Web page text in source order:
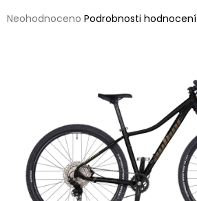
Průměrné
Neohodnoceno Podrobnosti hodnocení